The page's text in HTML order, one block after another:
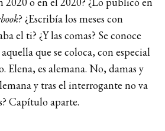
? ¿Escribía los meses con
el ti? ¿Y las comas? Se conoce
que se coloca, con especial
Elena, es alemana. No, damas y
y tras el interrogante no va
Capítulo aparte.